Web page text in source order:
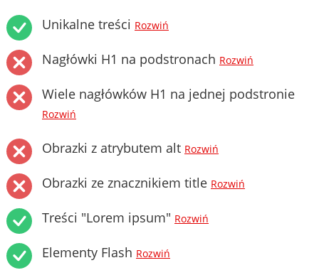
Unikalne treści Rozwiń
Nagłówki H1 na podstronach Rozwiń
Wiele nagłówków H1 na jednej podstronie
Rozwiń
Obrazki z atrybutem alt Rozwiń
Obrazki ze znacznikiem title Rozwiń
Treści "Lorem ipsum" Rozwiń
Elementy Flash Rozwiń